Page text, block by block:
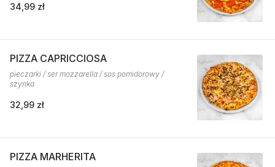
34,99 zł
PIZZA CAPRICCIOSA
pieczarki / ser mozzarella / sos pomidorowy /
szynka
32,99 zł
PIZZA MARHERITA